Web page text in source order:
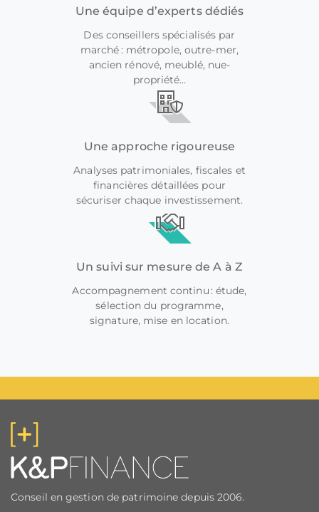
Une équipe d’experts dédiés
Des conseillers spécialisés par
marché : métropole, outre-mer,
ancien rénové, meublé, nue-
propriété…
Une approche rigoureuse
Analyses patrimoniales, fiscales et
financières détaillées pour
sécuriser chaque investissement.
Un suivi sur mesure de A à Z
Accompagnement continu : étude,
sélection du programme,
signature, mise en location.
Conseil en gestion de patrimoine depuis 2006.